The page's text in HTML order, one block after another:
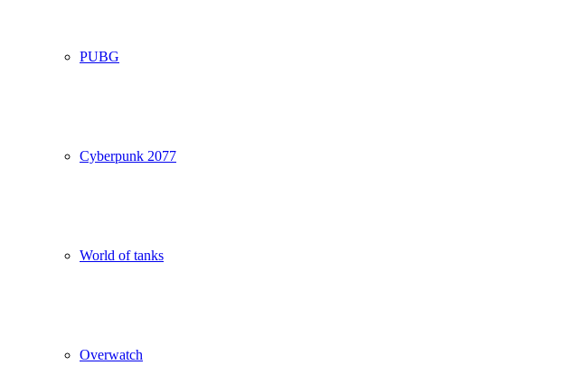
PUBG
Cyberpunk 2077
World of tanks
Overwatch